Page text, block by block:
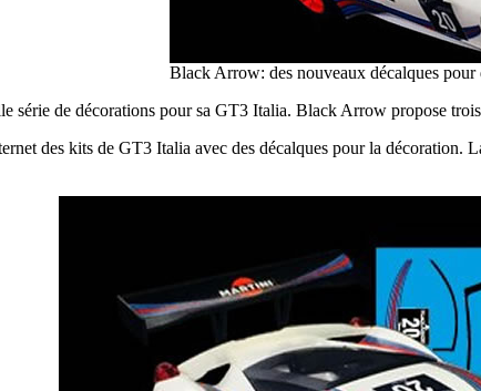
Black Arrow: des nouveaux décalques pour
série de décorations pour sa GT3 Italia. Black Arrow propose
des kits de GT3 Italia avec des décalques pour la décoration.